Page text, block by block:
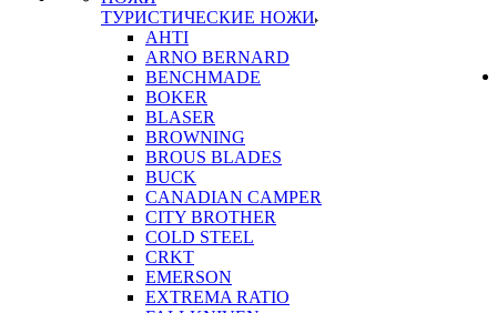
ТУРИСТИЧЕСКИЕ НОЖИ
AHTI
ARNO BERNARD
BENCHMADE
BOKER
BLASER
BROWNING
BROUS BLADES
BUCK
CANADIAN CAMPER
CITY BROTHER
COLD STEEL
CRKT
EMERSON
EXTREMA RATIO